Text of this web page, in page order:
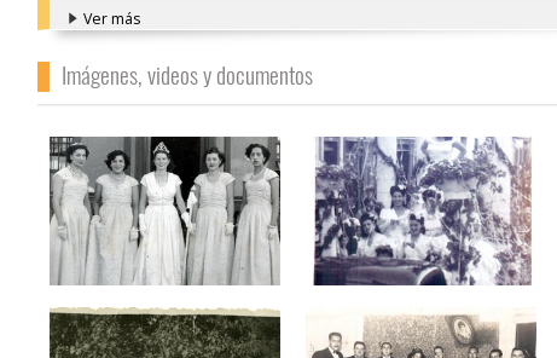
Ver más
Imágenes, videos y documentos